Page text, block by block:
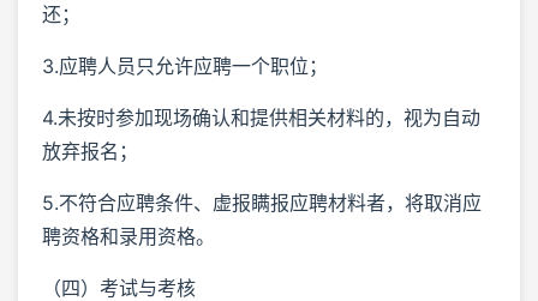
还；
3.应聘人员只允许应聘一个职位；
4.未按时参加现场确认和提供相关材料的，视为自动
放弃报名；
5.不符合应聘条件、虚报瞒报应聘材料者，将取消应
聘资格和录用资格。
（四）考试与考核